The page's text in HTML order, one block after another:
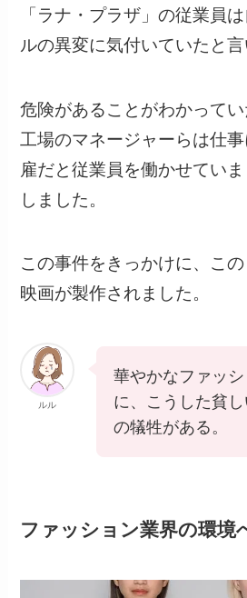
「ラナ・プラザ」の従業員
ルの異変に気付いていたと言
危険があることがわかってい
工場のマネージャーらは仕
雇だと従業員を働かせてい
しました。
この事件をきっかけに、こ
映画が製作されました。
ルル
華やかなファッ
に、こうした貧
の犠牲がある。
ファッション業界の環境